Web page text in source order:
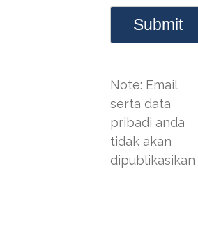
Note: Email
serta data
pribadi anda
tidak akan
dipublikasikan